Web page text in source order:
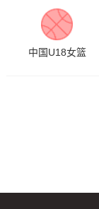
中国U18女篮